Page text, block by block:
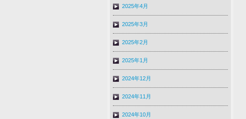
2025年4月
2025年3月
2025年2月
2025年1月
2024年12月
2024年11月
2024年10月